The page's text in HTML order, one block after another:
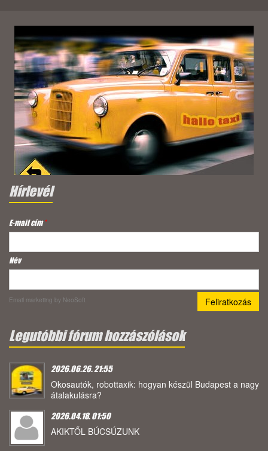
Hírlevél
E-mail cím*
Név
Email marketing by NeoSoft
Legutóbbi fórum hozzászólások
2026.06.26. 21:55
Okosautók, robottaxik: hogyan készül Budapest a nagy
átalakulásra?
2026.04.18. 01:50
AKIKTŐL BÚCSÚZUNK